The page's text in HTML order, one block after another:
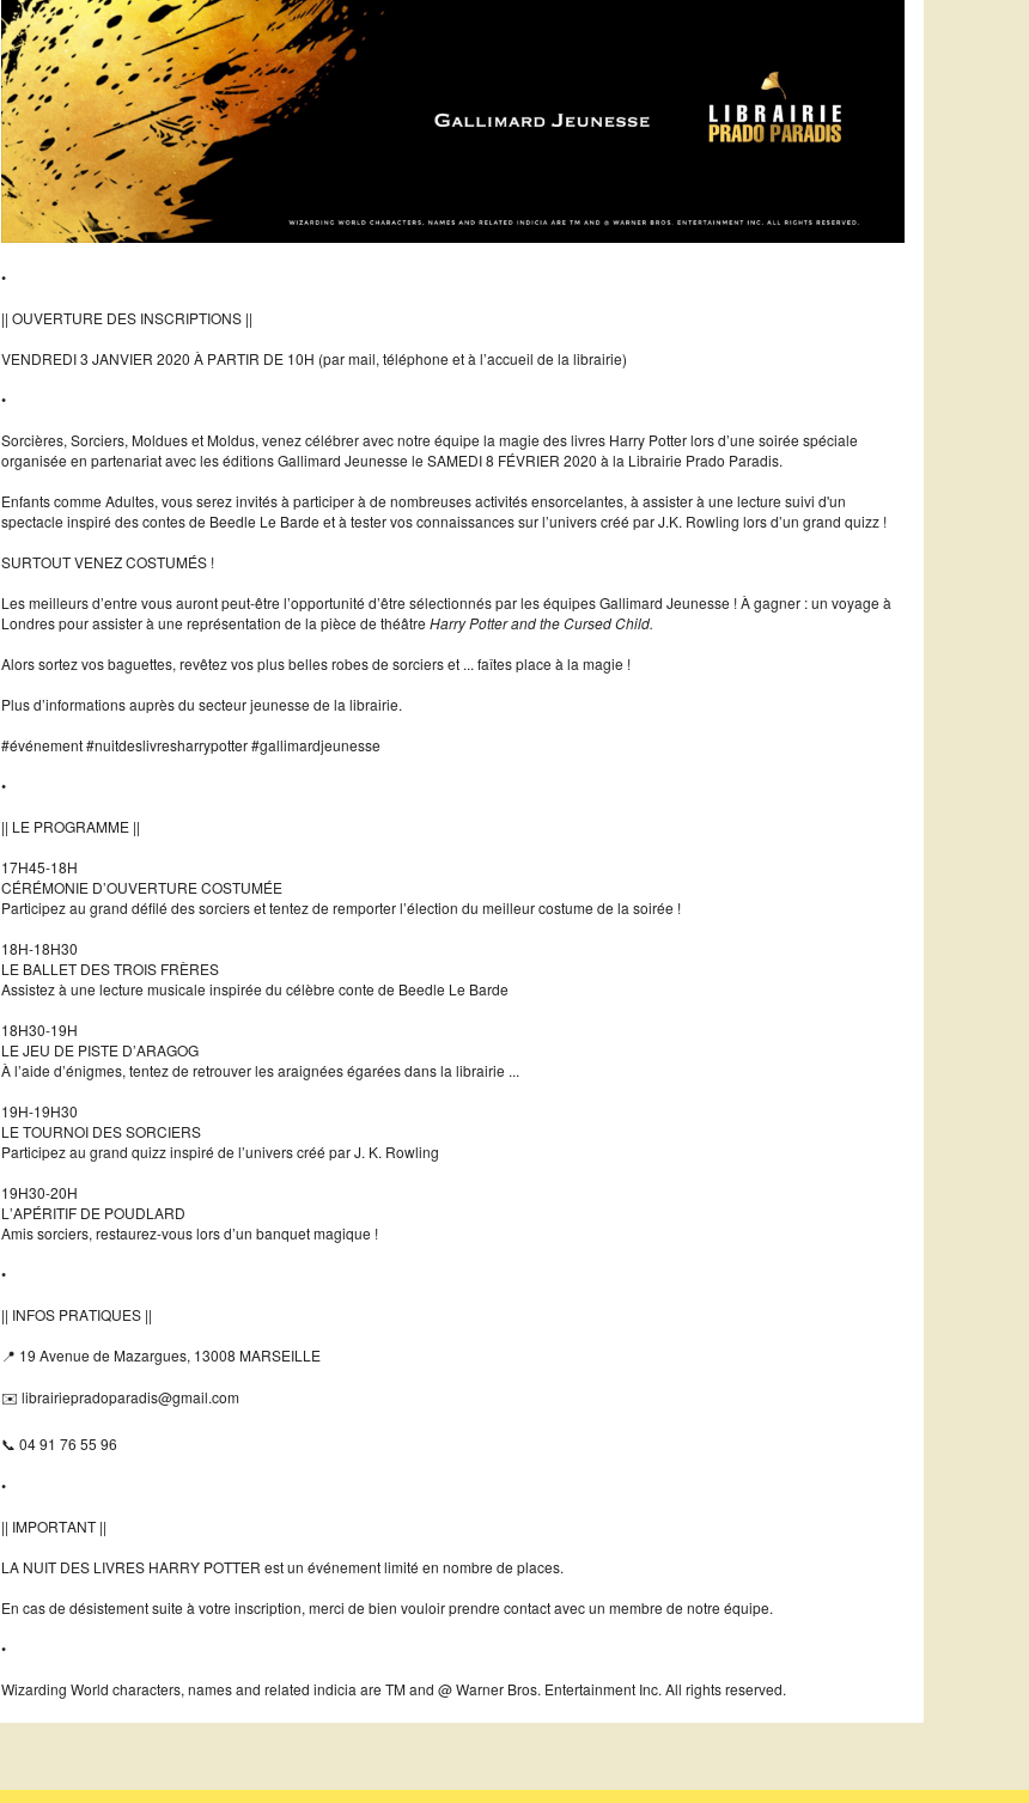
•
|| OUVERTURE DES INSCRIPTIONS ||
VENDREDI 3 JANVIER 2020 À PARTIR DE 10H (par mail, téléphone et à l’accueil de la librairie)
•
Sorcières, Sorciers, Moldues et Moldus, venez célébrer avec notre équipe la magie des livres Harry Potter lors d’une soirée spéciale
organisée en partenariat avec les éditions Gallimard Jeunesse le SAMEDI 8 FÉVRIER 2020 à la Librairie Prado Paradis.
Enfants comme Adultes, vous serez invités à participer à de nombreuses activités ensorcelantes, à assister à une lecture suivi d'un
spectacle inspiré des contes de Beedle Le Barde et à tester vos connaissances sur l’univers créé par J.K. Rowling lors d’un grand quizz !
SURTOUT VENEZ COSTUMÉS !
Les meilleurs d’entre vous auront peut-être l’opportunité d’être sélectionnés par les équipes Gallimard Jeunesse ! À gagner : un voyage à
Londres pour assister à une représentation de la pièce de théâtreHarry Potter and the Cursed Child.
Alors sortez vos baguettes, revêtez vos plus belles robes de sorciers et ... faîtes place à la magie !
Plus d’informations auprès du secteur jeunesse de la librairie.
#événement #nuitdeslivresharrypotter #gallimardjeunesse
•
|| LE PROGRAMME ||
17H45-18H
CÉRÉMONIE D’OUVERTURE COSTUMÉE
Participez au grand défilé des sorciers et tentez de remporter l’élection du meilleur costume de la soirée !
18H-18H30
LE BALLET DES TROIS FRÈRES
Assistez à une lecture musicale inspirée du célèbre conte de Beedle Le Barde
18H30-19H
LE JEU DE PISTE D’ARAGOG
À l’aide d’énigmes, tentez de retrouver les araignées égarées dans la librairie ...
19H-19H30
LE TOURNOI DES SORCIERS
Participez au grand quizz inspiré de l’univers créé par J. K. Rowling
19H30-20H
L’APÉRITIF DE POUDLARD
Amis sorciers, restaurez-vous lors d’un banquet magique !
•
|| INFOS PRATIQUES ||
📍 19 Avenue de Mazargues, 13008 MARSEILLE
✉️ librairiepradoparadis@gmail.com
📞 04 91 76 55 96
•
|| IMPORTANT ||
LA NUIT DES LIVRES HARRY POTTER est un événement limité en nombre de places.
En cas de désistement suite à votre inscription, merci de bien vouloir prendre contact avec un membre de notre équipe.
•
Wizarding World characters, names and related indicia are TM and @ Warner Bros. Entertainment Inc. All rights reserved.